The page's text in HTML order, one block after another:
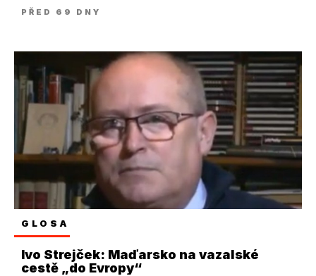
PŘED 69 DNY
GLOSA
Ivo Strejček: Maďarsko na vazalské
cestě „do Evropy“